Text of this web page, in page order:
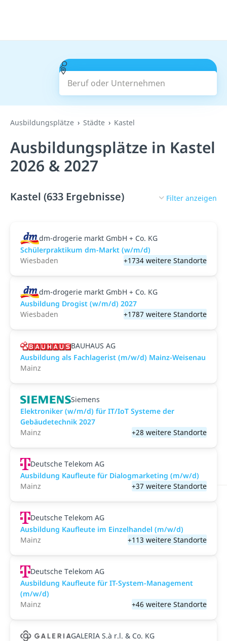
Beruf oder Unternehmen
Suchen
Ausbildungsplätze Städte Kastel
Ausbildungsplätze in Kastel
2026 & 2027
Kastel (633 Ergebnisse) Filter anzeigen
dm-drogerie markt GmbH + Co. KG
Schülerpraktikum dm-Markt (w/m/d)
Wiesbaden
+1734 weitere Standorte
dm-drogerie markt GmbH + Co. KG
Ausbildung Drogist (w/m/d) 2027
Wiesbaden
+1787 weitere Standorte
BAUHAUS AG
Ausbildung als Fachlagerist (m/w/d) Mainz-Weisenau
Mainz
Siemens
Elektroniker (w/m/d) für IT/IoT Systeme der
Gebäudetechnik 2027
Mainz
+28 weitere Standorte
Deutsche Telekom AG
Ausbildung Kaufleute für Dialogmarketing (m/w/d)
Mainz
+37 weitere Standorte
Deutsche Telekom AG
Ausbildung Kaufleute im Einzelhandel (m/w/d)
Mainz
+113 weitere Standorte
Deutsche Telekom AG
Ausbildung Kaufleute für IT-System-Management
(m/w/d)
Mainz
+46 weitere Standorte
GALERIA S.à r.l. & Co. KG